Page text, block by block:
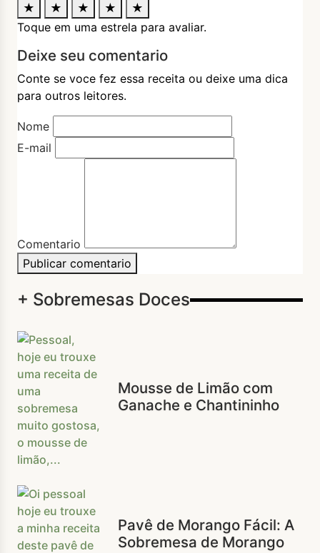
★
★ ★ ★
★
Toque em uma estrela para avaliar.
Deixe seu comentario
Conte se voce fez essa receita ou deixe uma dica
para outros leitores.
Nome
E-mail
Comentario
Publicar comentario
+ Sobremesas Doces
Mousse de Limão com
Ganache e Chantininho
Pavê de Morango Fácil: A
Sobremesa de Morango